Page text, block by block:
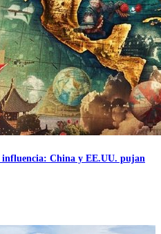
influencia: China y EE.UU. pujan